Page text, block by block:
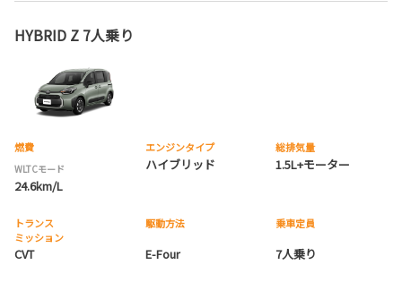
HYBRID Z 7人乗り
燃費
WLTCモード
24.6km/L
エンジンタイプ
ハイブリッド
総排気量
1.5L+モーター
トランス
ミッション
CVT
駆動方法
E-Four
乗車定員
7人乗り